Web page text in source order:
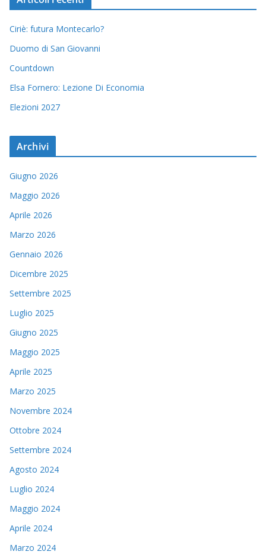
Ciriè: futura Montecarlo?
Duomo di San Giovanni
Countdown
Elsa Fornero: Lezione Di Economia
Elezioni 2027
Archivi
Giugno 2026
Maggio 2026
Aprile 2026
Marzo 2026
Gennaio 2026
Dicembre 2025
Settembre 2025
Luglio 2025
Giugno 2025
Maggio 2025
Aprile 2025
Marzo 2025
Novembre 2024
Ottobre 2024
Settembre 2024
Agosto 2024
Luglio 2024
Maggio 2024
Aprile 2024
Marzo 2024